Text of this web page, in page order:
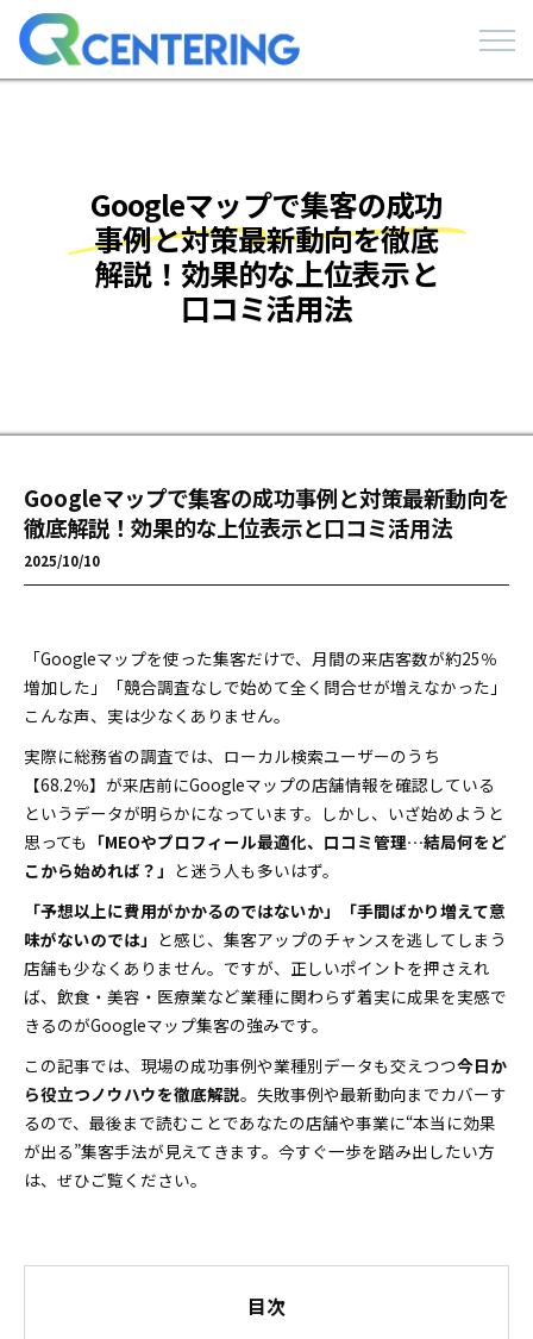
Googleマップで集客の成功
事例と対策最新動向を徹底
解説！効果的な上位表示と
口コミ活用法
Googleマップで集客の成功事例と対策最新動向を
徹底解説！効果的な上位表示と口コミ活用法
2025/10/10
「Googleマップを使った集客だけで、月間の来店客数が約25％
増加した」「競合調査なしで始めて全く問合せが増えなかった――」
こんな声、実は少なくありません。
実際に総務省の調査では、ローカル検索ユーザーのうち
【68.2％】が来店前にGoogleマップの店舗情報を確認している
というデータが明らかになっています。しかし、いざ始めようと
思っても 「MEOやプロフィール最適化、口コミ管理…結局何をど
こから始めれば？」 と迷う人も多いはず。
「予想以上に費用がかかるのではないか」「手間ばかり増えて意
味がないのでは」 と感じ、集客アップのチャンスを逃してしまう
店舗も少なくありません。ですが、正しいポイントを押さえれ
ば、飲食・美容・医療業など業種に関わらず着実に成果を実感で
きるのがGoogleマップ集客の強みです。
この記事では、現場の成功事例や業種別データも交えつつ今日か
ら役立つノウハウを徹底解説。失敗事例や最新動向までカバーす
るので、最後まで読むことであなたの店舗や事業に“本当に効果
が出る”集客手法が見えてきます。今すぐ一歩を踏み出したい方
は、ぜひご覧ください。
目次